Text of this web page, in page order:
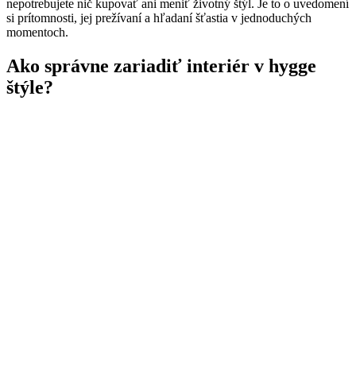
nepotrebujete nič kupovať ani meniť životný štýl. Je to o uvedomení
si prítomnosti, jej prežívaní a hľadaní šťastia v jednoduchých
momentoch.
Ako správne zariadiť interiér v hygge
štýle?